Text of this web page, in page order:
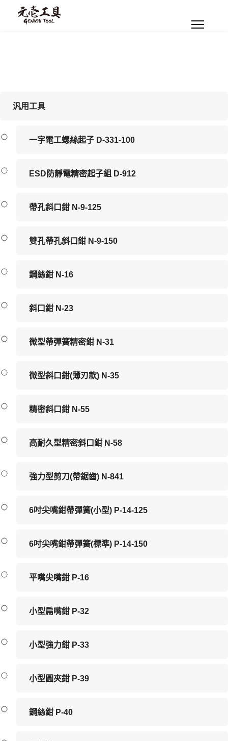
汎用工具
一字電工螺絲起子 D-331-100
ESD防靜電精密起子組 D-912
帶孔斜口鉗 N-9-125
雙孔帶孔斜口鉗 N-9-150
鋼絲鉗 N-16
斜口鉗 N-23
微型帶彈簧精密鉗 N-31
微型斜口鉗(薄刃款) N-35
精密斜口鉗 N-55
高耐久型精密斜口鉗 N-58
強力型剪刀(帶鋸齒) N-841
6吋尖嘴鉗帶彈簧(小型) P-14-125
6吋尖嘴鉗帶彈簧(標準) P-14-150
平嘴尖嘴鉗 P-16
小型扁嘴鉗 P-32
小型強力鉗 P-33
小型圓夾鉗 P-39
鋼絲鉗 P-40